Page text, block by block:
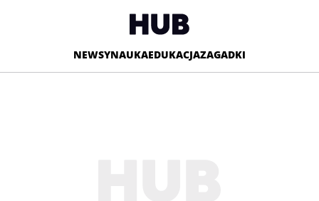
NEWSYNAUKAEDUKACJAZAGADKI